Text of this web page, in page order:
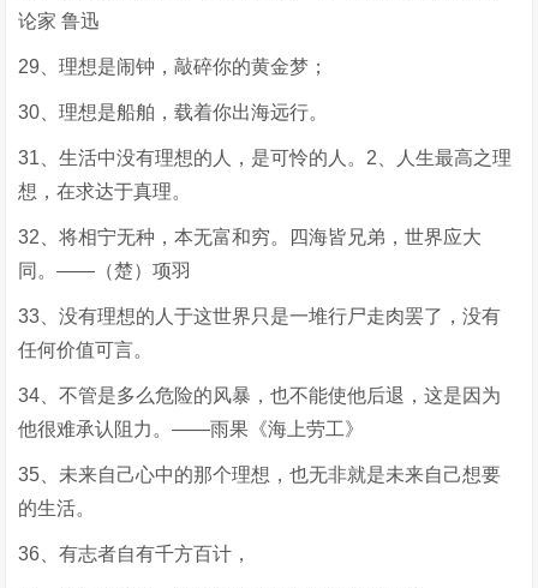
论家 鲁迅
29、理想是闹钟，敲碎你的黄金梦；
30、理想是船舶，载着你出海远行。
31、生活中没有理想的人，是可怜的人。2、人生最高之理
想，在求达于真理。
32、将相宁无种，本无富和穷。四海皆兄弟，世界应大
同。——（楚）项羽
33、没有理想的人于这世界只是一堆行尸走肉罢了，没有
任何价值可言。
34、不管是多么危险的风暴，也不能使他后退，这是因为
他很难承认阻力。——雨果《海上劳工》
35、未来自己心中的那个理想，也无非就是未来自己想要
的生活。
36、有志者自有千方百计，